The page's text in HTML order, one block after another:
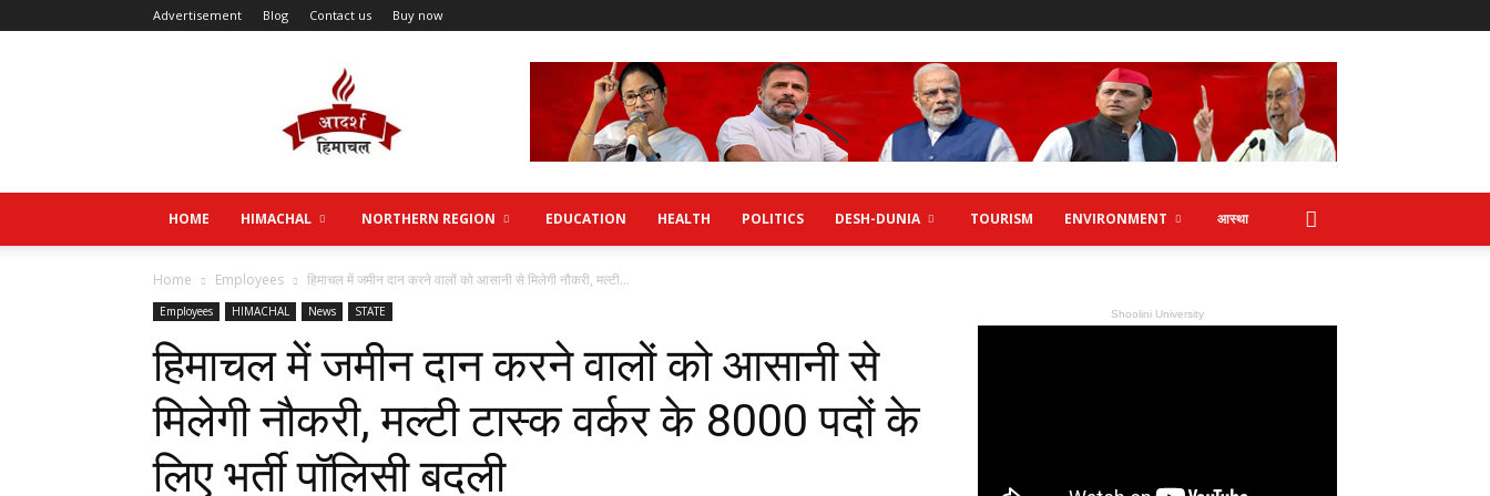
Advertisement Blog Contact us Buy now
HOME HIMACHAL NORTHERN REGION EDUCATION HEALTH POLITICS DESH-DUNIA TOURISM ENVIRONMENT आस्था
Home Employees हिमाचल में जमीन दान करने वालों को आसानी से मिलेगी नौकरी, मल्टी...
Employees HIMACHAL News STATE
हिमाचल में जमीन दान करने वालों को आसानी से
मिलेगी नौकरी, मल्टी टास्क वर्कर के 8000 पदों के
लिए भर्ती पॉलिसी बदली
Shoolini University